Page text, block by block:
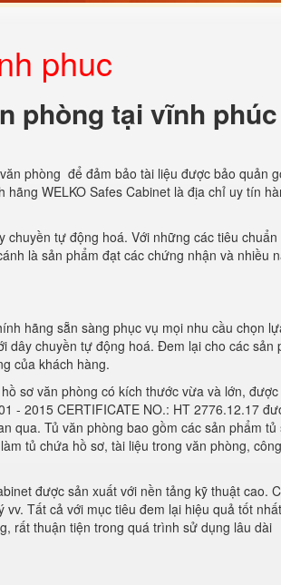
phuc
phòng tại vĩnh phúc
phòng để đảm bảo tài liệu được bảo quản
WELKO Safes Cabinet là địa chỉ uy tín
tự động hoá. Với những các tiêu
là sản phẩm đạt các chứng nhận và nhiều
hãng sẵn sàng phục vụ mọi nhu cầu chọn
dây chuyền tự động hoá. Đem lại cho các sản
của khách hàng.
sơ văn phòng có kích thước vừa và lớn,
- 2015 CERTIFICATE NO.: HT 2776.12.17
qua. Tủ văn phòng bao gồm các sản phẩm
tủ chứa hồ sơ, tài liệu trong văn phòng,
được sản xuất với nền tảng kỹ thuật cao.
Tất cả với mục tiêu đem lại hiệu quả tốt
rất thuận tiện trong quá trình sử dụng lâu dài